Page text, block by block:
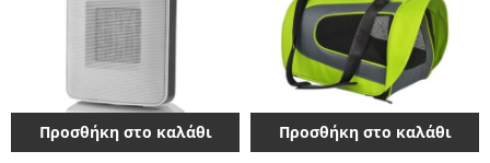
Προσθήκη στο καλάθι Προσθήκη στο καλάθι